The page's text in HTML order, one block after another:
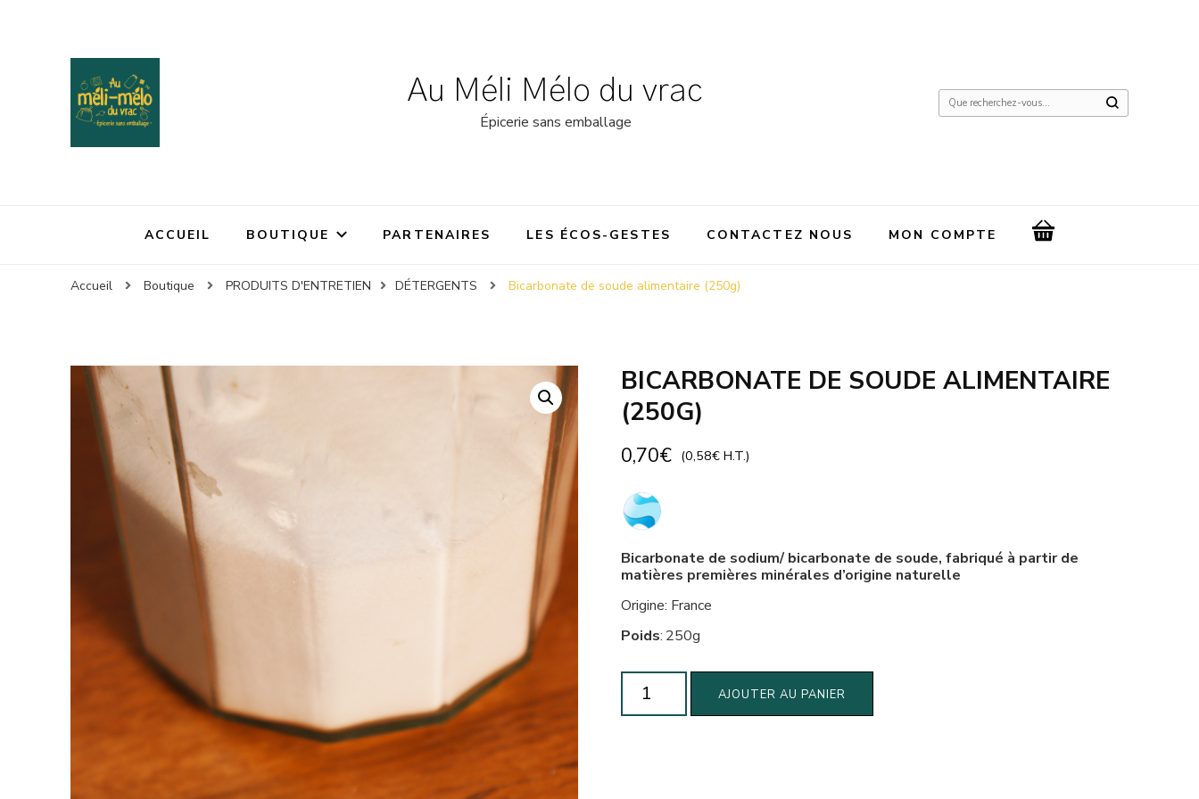
Au Méli Mélo du vrac
Épicerie sans emballage
Vous
ACCUEIL BOUTIQUE PARTENAIRES LES ÉCOS-GESTES CONTACTEZ NOUS MON COMPTE
Accueil Boutique PRODUITS D'ENTRETIEN DÉTERGENTS Bicarbonate de soude alimentaire (250g)
BICARBONATE DE SOUDE ALIMENTAIRE
(250G)
0,70€ (0,58€H.T.)
Bicarbonate de sodium/ bicarbonate de soude, fabriqué à partir de
matières premières minérales d’origine naturelle
Origine: France
Poids: 250g
quantité
AJOUTER AU PANIER